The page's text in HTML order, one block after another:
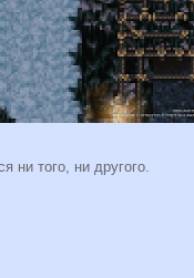
ни того, ни другого.